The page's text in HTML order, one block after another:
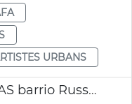
URBANS
Aprobación definitiva ZAS barrio Russafa València